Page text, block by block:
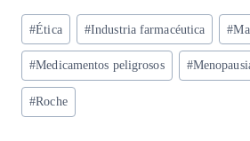
ts
A
p
eg
ra
m
eb
o
o
ke
dI
n
l
Etiquetas
de
la
entrada:
#Ética #Industria farmacéutica #
#Medicamentos peligrosos #
#Roche